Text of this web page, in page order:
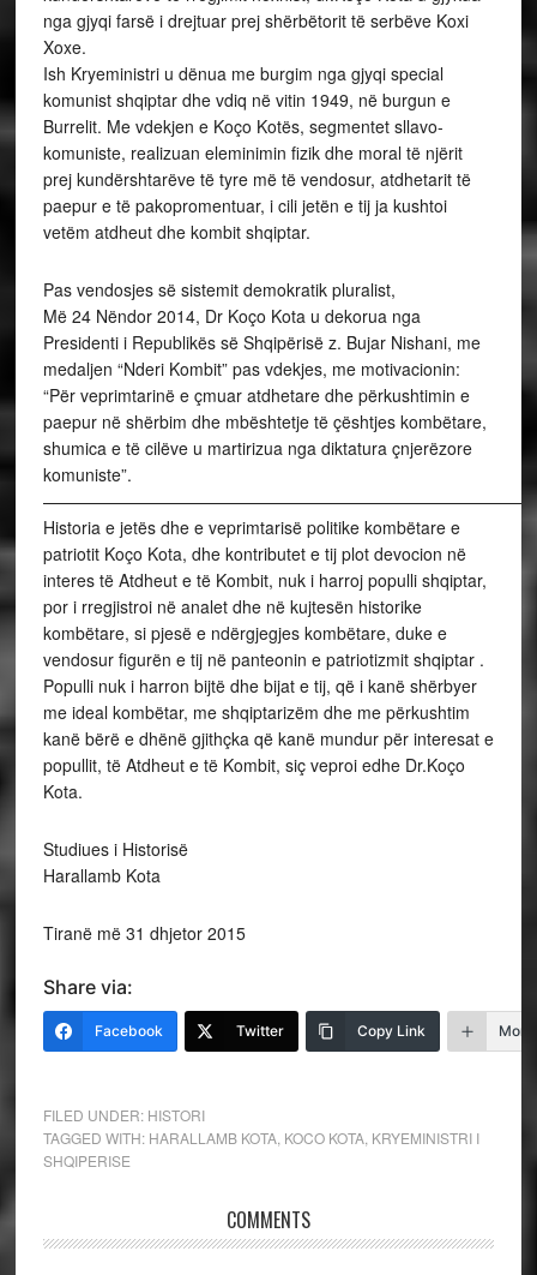
nga gjyqi farsë i drejtuar prej shërbëtorit të serbëve Koxi
Xoxe.
Ish Kryeministri u dënua me burgim nga gjyqi special
komunist shqiptar dhe vdiq në vitin 1949, në burgun e
Burrelit. Me vdekjen e Koço Kotës, segmentet sllavo-
komuniste, realizuan eleminimin fizik dhe moral të njërit
prej kundërshtarëve të tyre më të vendosur, atdhetarit të
paepur e të pakopromentuar, i cili jetën e tij ja kushtoi
vetëm atdheut dhe kombit shqiptar.
Pas vendosjes së sistemit demokratik pluralist,
Më 24 Nëndor 2014, Dr Koço Kota u dekorua nga
Presidenti i Republikës së Shqipërisë z. Bujar Nishani, me
medaljen “Nderi Kombit” pas vdekjes, me motivacionin:
“Për veprimtarinë e çmuar atdhetare dhe përkushtimin e
paepur në shërbim dhe mbështetje të çështjes kombëtare,
shumica e të cilëve u martirizua nga diktatura çnjerëzore
komuniste”.
Historia e jetës dhe e veprimtarisë politike kombëtare e
patriotit Koço Kota, dhe kontributet e tij plot devocion në
interes të Atdheut e të Kombit, nuk i harroj populli shqiptar,
por i rregjistroi në analet dhe në kujtesën historike
kombëtare, si pjesë e ndërgjegjes kombëtare, duke e
vendosur figurën e tij në panteonin e patriotizmit shqiptar .
Populli nuk i harron bijtë dhe bijat e tij, që i kanë shërbyer
me ideal kombëtar, me shqiptarizëm dhe me përkushtim
kanë bërë e dhënë gjithçka që kanë mundur për interesat e
popullit, të Atdheut e të Kombit, siç veproi edhe Dr.Koço
Kota.
Studiues i Historisë
Harallamb Kota
Tiranë më 31 dhjetor 2015
Share via:
Facebook Twitter Copy Link More
FILED UNDER: HISTORI
TAGGED WITH: HARALLAMB KOTA, KOCO KOTA, KRYEMINISTRI I
SHQIPERISE
COMMENTS